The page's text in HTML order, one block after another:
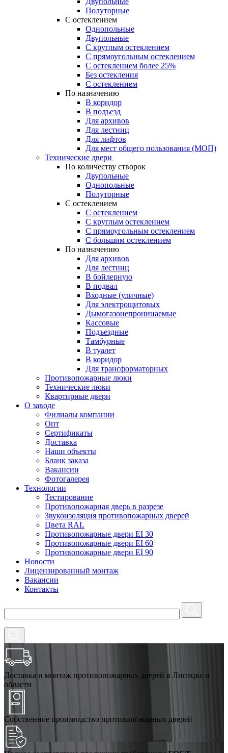
Полуторные
С остеклением
Однопольные
Двупольные
С круглым остеклением
С прямоугольным остеклением
С остеклением более 25%
Без остекления
С остеклением
По назначению
В коридор
В подъезд
Для архивов
Для лестниц
Для лифтов
Для мест общего пользования (МОП)
Технические двери
По количеству створок
Двупольные
Однопольные
Полуторные
С остеклением
С остеклением
С круглым остеклением
С прямоугольным остеклением
С большим остеклением
По назначению
Для архивов
Для лестниц
В бойлерную
В подвал
Входные (уличные)
Для электрощитовых
Дымогазонепроницаемые
Кассовые
Подъездные
Тамбурные
В туалет
В коридор
Для трансформаторных
Противопожарные люки
Технические люки
Квартирные двери
О заводе
Филиалы компании
Опт
Сертификаты
Доставка
Наши объекты
Бланк заказа
Вакансии
Фотогалерея
Технологии
Тестирование
Противопожарная дверь в разрезе
Звукоизоляция противопожарных дверей
Цвета RAL
Противопожарные двери EI 30
Противопожарные двери EI 60
Противопожарные двери EI 90
Новости
Лицензированный монтаж
Вакансии
Контакты
Доставка и монтаж противопожарных дверей в Липецке и
области
Собственное производство противопожарных дверей